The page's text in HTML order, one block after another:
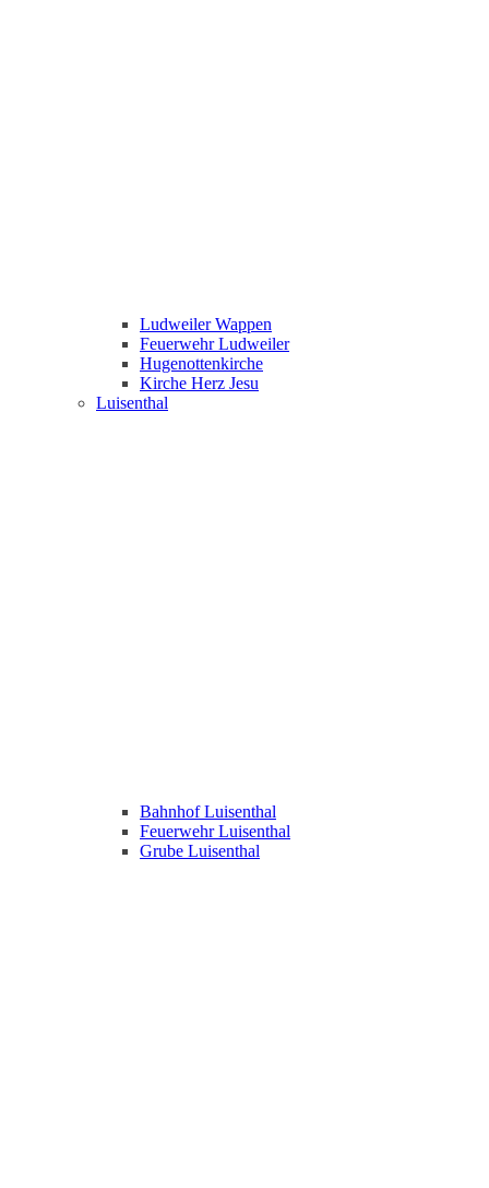
Ludweiler Wappen
Feuerwehr Ludweiler
Hugenottenkirche
Kirche Herz Jesu
Luisenthal
Bahnhof Luisenthal
Feuerwehr Luisenthal
Grube Luisenthal